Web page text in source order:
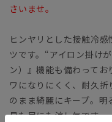
さいませ。
ヒンヤリとした接触冷
ツです。“アイロン掛け
ン）』機能も備わって
ワになりにくく、耐久
のまま綺麗にキープ。
見た目にも涼し気です。